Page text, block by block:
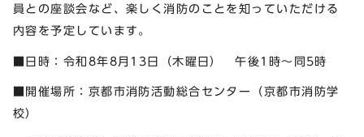
員との座談会など、楽しく消防のことを知っていただける
内容を予定しています。
■日時：令和8年8月13日（木曜日） 午後1時～同5時
■開催場所：京都市消防活動総合センター（京都市消防学
校）